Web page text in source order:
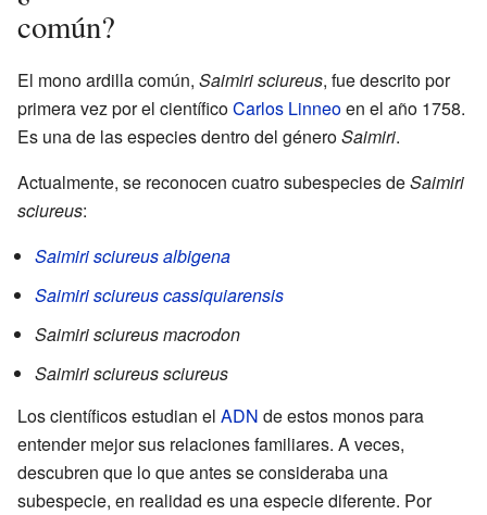
común?
El mono ardilla común, Saimiri sciureus, fue descrito por
primera vez por el científicoCarlos Linneoen el año 1758.
Es una de las especies dentro del géneroSaimiri.
Actualmente, se reconocen cuatro subespecies deSaimiri
sciureus:
Saimiri sciureus albigena
Saimiri sciureus cassiquiarensis
Saimiri sciureus macrodon
Saimiri sciureus sciureus
Los científicos estudian el ADN de estos monos para
entender mejor sus relaciones familiares. A veces,
descubren que lo que antes se consideraba una
subespecie, en realidad es una especie diferente. Por